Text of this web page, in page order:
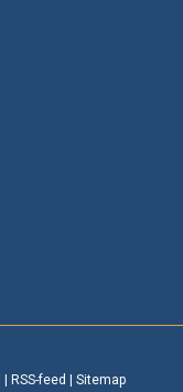
| RSS-feed | Sitemap